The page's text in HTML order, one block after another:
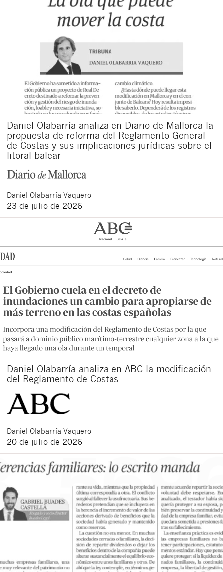
Daniel Olabarría analiza en Diario de Mallorca la
propuesta de reforma del Reglamento General
de Costas y sus implicaciones jurídicas sobre el
litoral balear
Daniel Olabarría Vaquero
23 de julio de 2026
Daniel Olabarría analiza en ABC la modificación
del Reglamento de Costas
Daniel Olabarría Vaquero
20 de julio de 2026